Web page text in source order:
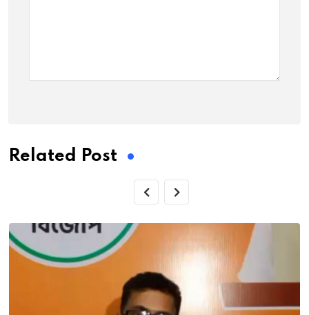
Related Post